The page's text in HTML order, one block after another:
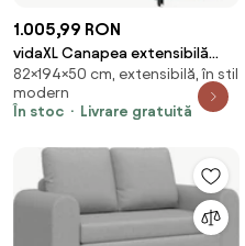
1.005,99 RON
vidaXL Canapea extensibilă
Verde închis 194 x 50 x 82 cm
țesătură
82×194×50 cm, extensibilă, în stil
modern
În stoc
Livrare gratuită